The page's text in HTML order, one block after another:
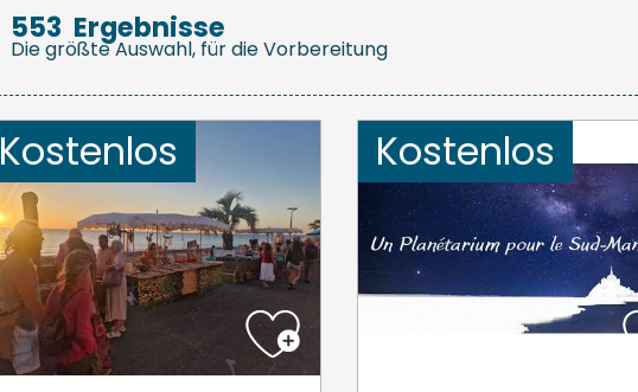
553 Ergebnisse
Die größte Auswahl, für die Vorbereitung
Kostenlos Kostenlos